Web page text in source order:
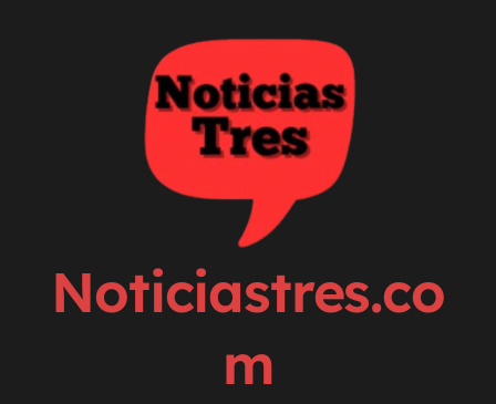
Noticiastres.co
m